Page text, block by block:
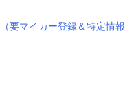
要マイカー登録＆特定情報